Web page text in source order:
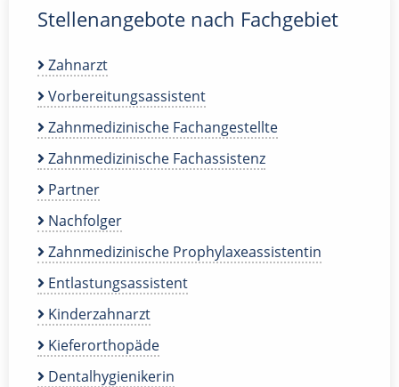
Stellenangebote nach Fachgebiet
Zahnarzt
Vorbereitungsassistent
Zahnmedizinische Fachangestellte
Zahnmedizinische Fachassistenz
Partner
Nachfolger
Zahnmedizinische Prophylaxeassistentin
Entlastungsassistent
Kinderzahnarzt
Kieferorthopäde
Dentalhygienikerin